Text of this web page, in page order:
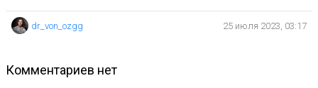
dr_von_ozgg 25 июля 2023, 03:17
комментариев нет